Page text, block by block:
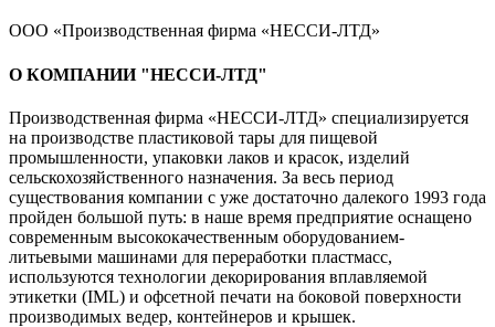
ООО «Производственная фирма «НЕССИ-ЛТД»
О КОМПАНИИ "НЕССИ-ЛТД"
Производственная фирма «НЕССИ-ЛТД» специализируется
на производстве пластиковой тары для пищевой
промышленности, упаковки лаков и красок, изделий
сельскохозяйственного назначения. За весь период
существования компании с уже достаточно далекого 1993 года
пройден большой путь: в наше время предприятие оснащено
современным высококачественным оборудованием-
литьевыми машинами для переработки пластмасс,
используются технологии декорирования вплавляемой
этикетки (IML) и офсетной печати на боковой поверхности
производимых ведер, контейнеров и крышек.